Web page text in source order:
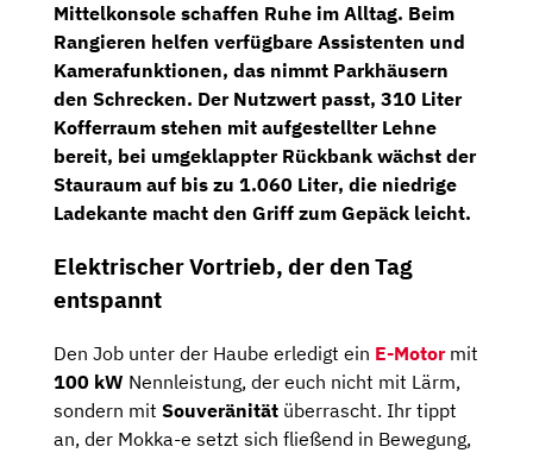
Mittelkonsole schaffen Ruhe im Alltag. Beim
Rangieren helfen verfügbare Assistenten und
Kamerafunktionen, das nimmt Parkhäusern
den Schrecken. Der Nutzwert passt, 310 Liter
Kofferraum stehen mit aufgestellter Lehne
bereit, bei umgeklappter Rückbank wächst der
Stauraum auf bis zu 1.060 Liter, die niedrige
Ladekante macht den Griff zum Gepäck leicht.
Elektrischer Vortrieb, der den Tag
entspannt
Den Job unter der Haube erledigt ein E-Motormit
100 kW Nennleistung, der euch nicht mit Lärm,
sondern mit Souveränität überrascht. Ihr tippt
an, der Mokka-e setzt sich fließend in Bewegung,